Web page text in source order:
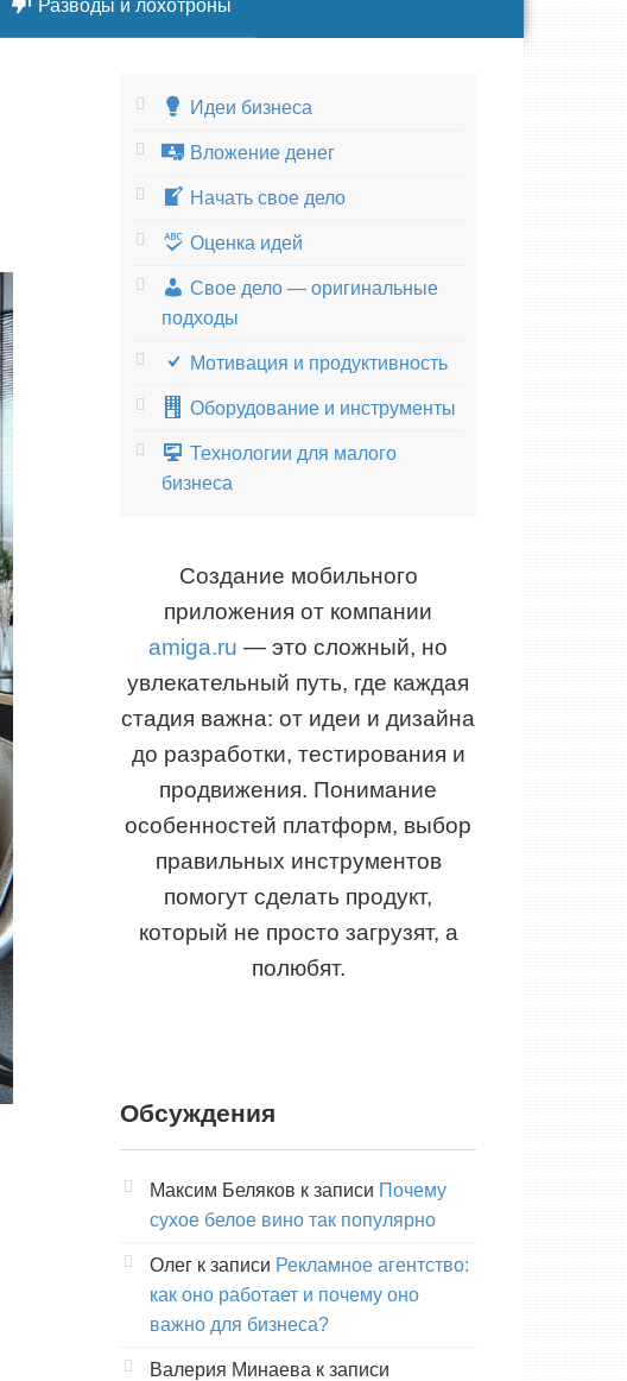
Разводы и лохотроны
Идеи бизнеса
Вложение денег
Начать свое дело
Оценка идей
Свое дело — оригинальные
подходы
Мотивация и продуктивность
Оборудование и инструменты
Технологии для малого
бизнеса
Создание мобильного
приложения от компании
amiga.ru — это сложный, но
увлекательный путь, где каждая
стадия важна: от идеи и дизайна
до разработки, тестирования и
продвижения. Понимание
особенностей платформ, выбор
правильных инструментов
помогут сделать продукт,
который не просто загрузят, а
полюбят.
Обсуждения
Максим Беляков к записи Почему
сухое белое вино так популярно
Олег к записи Рекламное агентство:
как оно работает и почему оно
важно для бизнеса?
Валерия Минаева к записи